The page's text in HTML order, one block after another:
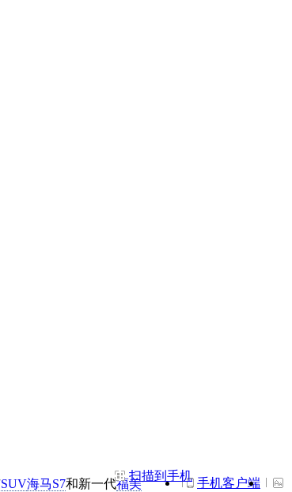
扫描到手机
手机客户端
SUV海马S7和新一代福美